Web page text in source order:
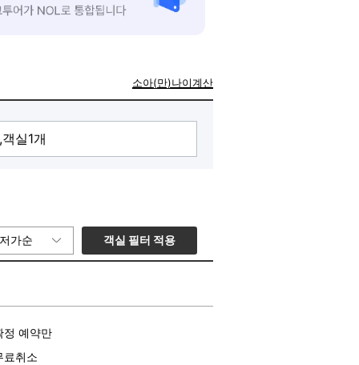
소아(만)나이계산
가순 객실 필터 적용
정 예약만
료취소